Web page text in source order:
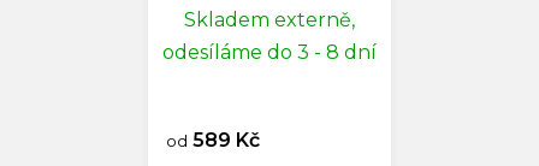
Skladem externě,
odesíláme do 3 - 8 dní
od 589 Kč